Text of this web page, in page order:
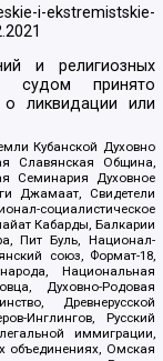
i-ekstremistskie-
и религиозных
судом принято
ликвидации или
Кубанской Духовно
Славянская Община,
Семинария Духовное
Джамаат, Свидетели
социалистическое
Кабарды, Балкарии
Пит Буль, Национал-
союз, Формат-18,
Национальная
Духовно-Родовая
Древнерусской
Инглингов, Русский
иммиграции,
объединениях, Омская